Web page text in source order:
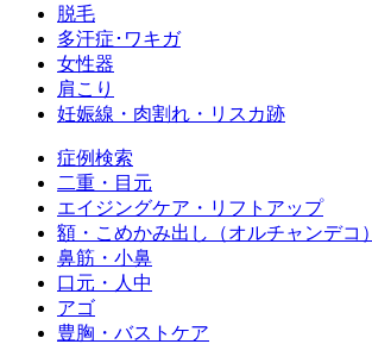
脱毛
多汗症･ワキガ
女性器
肩こり
妊娠線・肉割れ・リスカ跡
症例検索
二重・目元
エイジングケア・リフトアップ
額・こめかみ出し（オルチャンデコ）
鼻筋・小鼻
口元・人中
アゴ
豊胸・バストケア